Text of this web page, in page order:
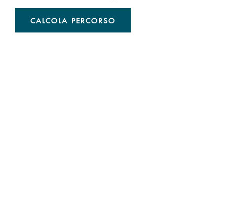
CALCOLA PERCORSO